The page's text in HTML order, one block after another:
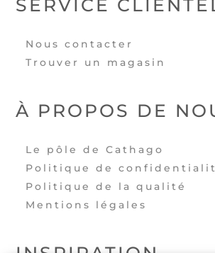
SERVICE
Nous contacter
Trouver un magasin
À PROPOS DE
Le pôle de Cathago
Politique de
Politique de la qualité
Mentions légales